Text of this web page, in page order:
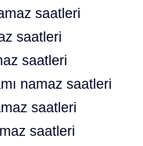
saatleri
saatleri
saatleri
namaz saatleri
saatleri
saatleri